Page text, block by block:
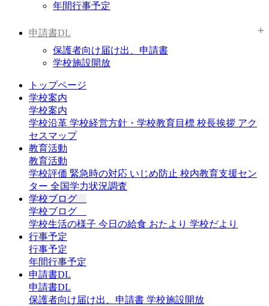
年間行事予定
申請書DL
保護者向け届け出、申請書
学校施設開放
トップページ
学校案内
学校案内
学校沿革 学校経営方針・学校教育目標 校長挨拶 アク
セスマップ
教育活動
教育活動
学校評価 緊急時の対応 いじめ防止 校内教育支援セン
ター 全国学力状況調査
学校ブログ
学校ブログ
学校生活の様子 今日の給食 おたより 学校だより
行事予定
行事予定
年間行事予定
申請書DL
申請書DL
保護者向け届け出、申請書 学校施設開放